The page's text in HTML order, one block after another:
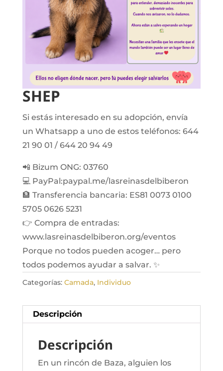
SHEP
Si estás interesado en su adopción, envía
un Whatsapp a uno de estos teléfonos: 644
21 90 01 / 644 20 94 49
📲 Bizum ONG: 03760
💻 PayPal:paypal.me/lasreinasdelbiberon
🏦 Transferencia bancaria: ES81 0073 0100
5705 0626 5231
👉 Compra de entradas:
www.lasreinasdelbiberon.org/eventos
Porque no todos pueden acoger… pero
todos podemos ayudar a salvar. ✨
Categorías: Camada, Individuo
Descripción
Descripción
En un rincón de Baza, alguien los